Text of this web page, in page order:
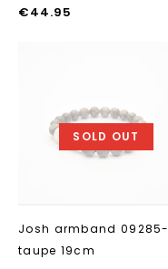
€44.95
SOLD OUT
Josh armband 09285-
taupe 19cm